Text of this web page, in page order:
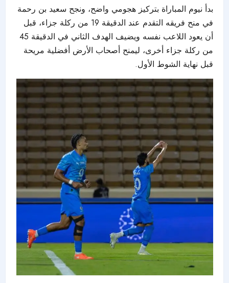
بدأ نيوم المباراة بتركيز هجومي واضح، ونجح سعيد بن رحمة
في منح فريقه التقدم عند الدقيقة 19 من ركلة جزاء، قبل
أن يعود اللاعب نفسه ويضيف الهدف الثاني في الدقيقة 45
من ركلة جزاء أخرى، ليمنح أصحاب الأرض أفضلية مريحة
قبل نهاية الشوط الأول.